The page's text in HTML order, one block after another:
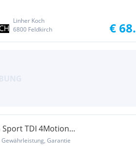
Linher Koch
6800 Feldkirch
€
Sport TDI 4Motion
Garantie